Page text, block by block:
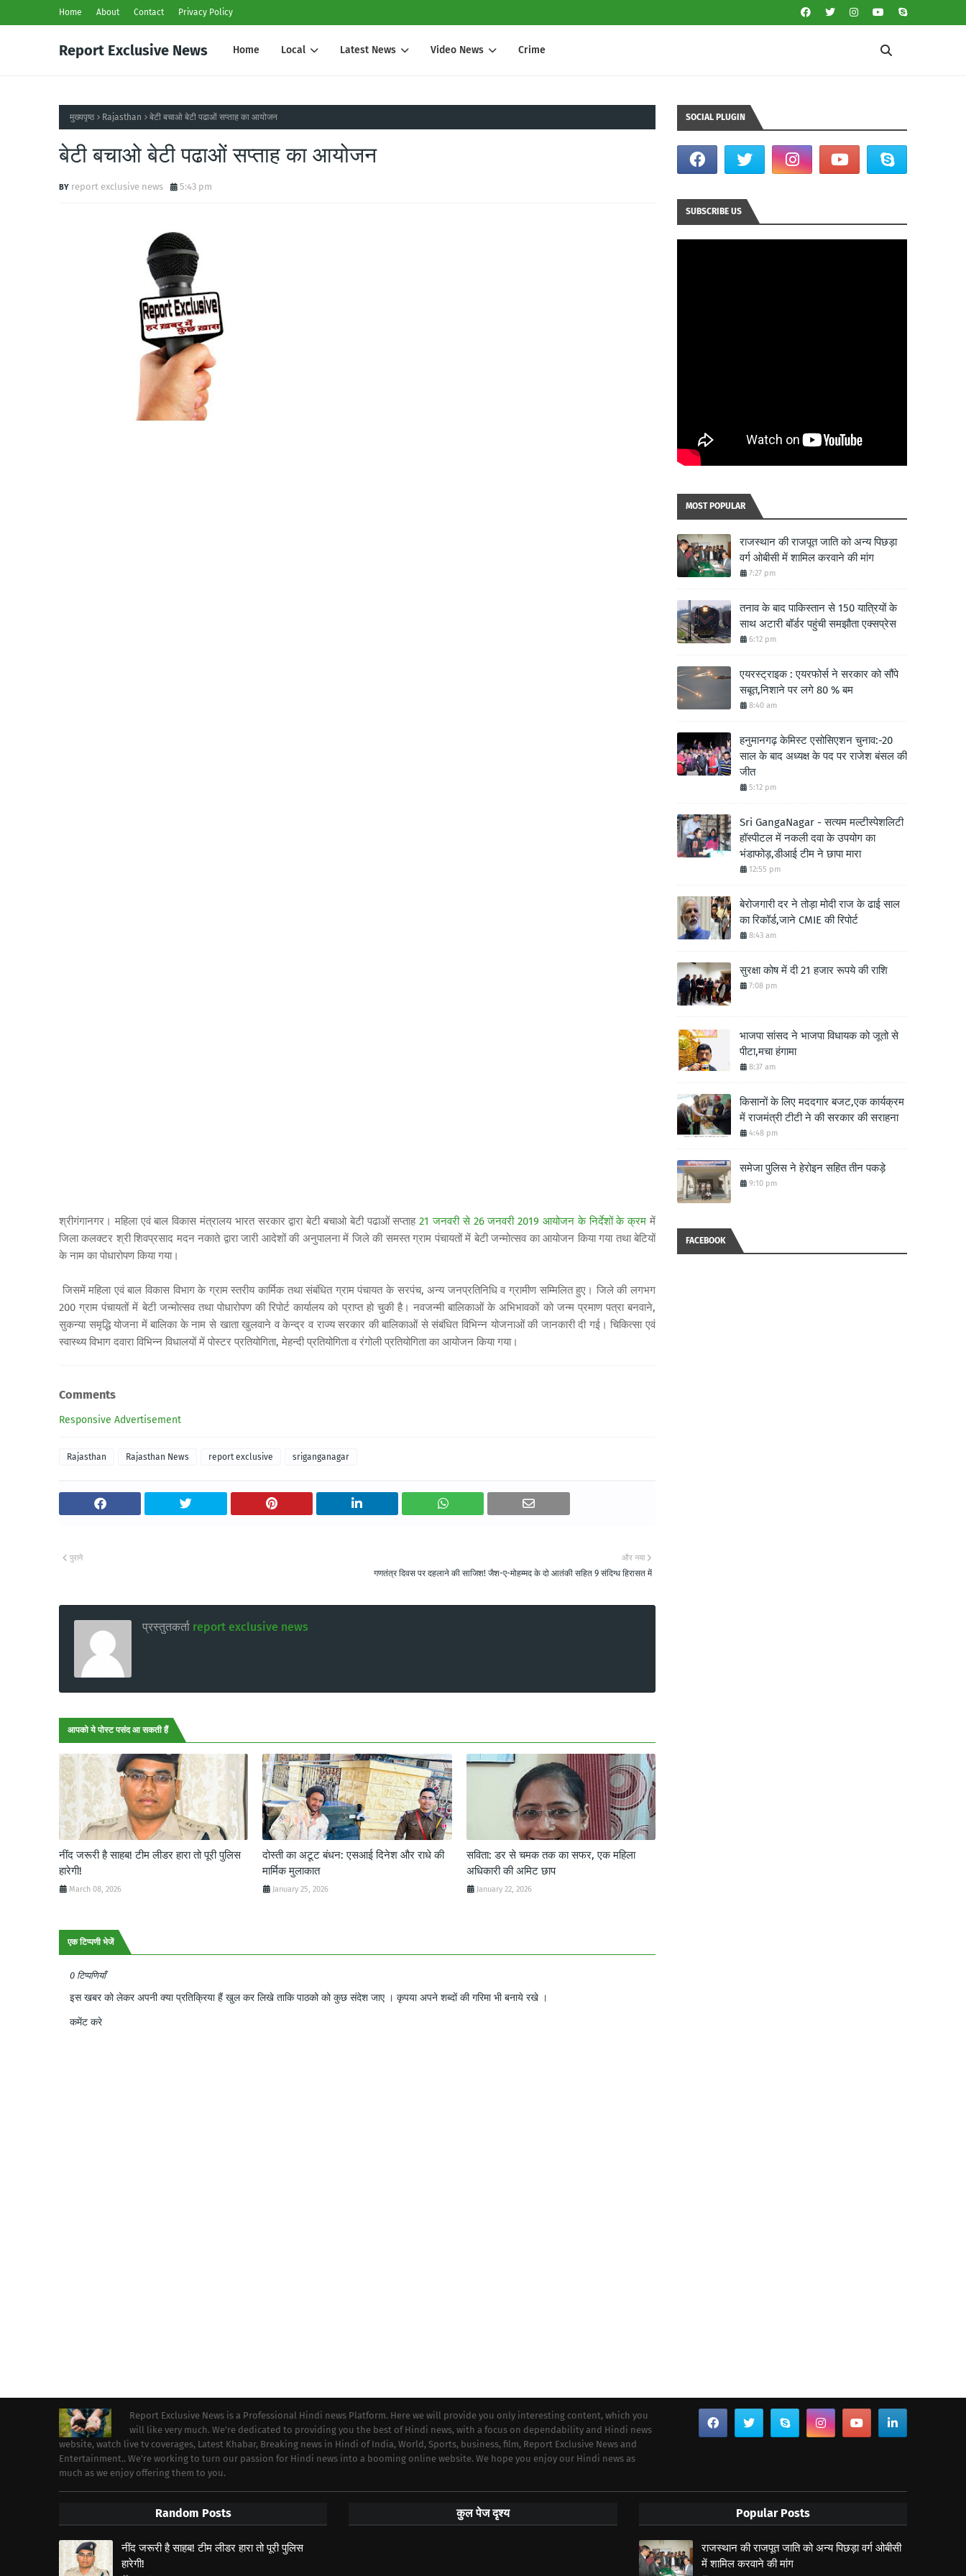
Home About Contact Privacy Policy
Report Exclusive News Home Local Latest News Video News Crime
मुख्यपृष्ठ Rajasthan बेटी बचाओ बेटी पढाओं सप्ताह का आयोजन
बेटी बचाओ बेटी पढाओं सप्ताह का आयोजन
report exclusive news 5:43 pm
श्रीगंगानगर। महिला एवं बाल विकास मंत्रालय भारत सरकार द्वारा बेटी बचाओ बेटी पढाओं सप्ताह21 जनवरी से 26 जनवरी 2019 आयोजन के निर्देशों के क्रम में
जिला कलक्टर श्री शिवप्रसाद मदन नकाते द्वारा जारी आदेशों की अनुपालना में जिले की समस्त ग्राम पंचायतों में बेटी जन्मोत्सव का आयोजन किया गया तथा बेटियों
के नाम का पोधारोपण किया गया।
जिसमें महिला एवं बाल विकास विभाग के ग्राम स्तरीय कार्मिक तथा संबंधित ग्राम पंचायत के सरपंच, अन्य जनप्रतिनिधि व ग्रामीण सम्मिलित हुए। जिले की लगभग
200 ग्राम पंचायतों में बेटी जन्मोत्सव तथा पोधारोपण की रिपोर्ट कार्यालय को प्राप्त हो चुकी है। नवजन्मी बालिकाओं के अभिभावकों को जन्म प्रमाण पत्रा बनवाने,
सुकन्या समृद्धि योजना में बालिका के नाम से खाता खुलवाने व केन्द्र व राज्य सरकार की बालिकाओं से संबंधित विभिन्न योजनाओं की जानकारी दी गई। चिकित्सा एवं
स्वास्थ्य विभाग दवारा विभिन्न विधालयों में पोस्टर प्रतियोगिता, मेहन्दी प्रतियोगिता व रंगोली प्रतियोगिता का आयोजन किया गया।
Comments
Responsive Advertisement
Rajasthan Rajasthan News report exclusive sriganganagar
और नया
गणतंत्र दिवस पर दहलाने की साजिश! जैश-ए-मोहम्मद के दो आतंकी सहित 9 संदिग्ध हिरासत में
पुराने
प्रस्तुतकर्ता report exclusive news
आपको ये पोस्ट पसंद आ सकती हैं
नींद जरूरी है साहब! टीम लीडर हारा तो पूरी पुलिस
हारेगी!
March 08, 2026
दोस्ती का अटूट बंधन: एसआई दिनेश और राधे की
मार्मिक मुलाकात
January 25, 2026
सविता: डर से चमक तक का सफर, एक महिला
अधिकारी की अमिट छाप
January 22, 2026
एक टिप्पणी भेजें
0 टिप्पणियाँ
इस खबर को लेकर अपनी क्या प्रतिक्रिया हैं खुल कर लिखे ताकि पाठको को कुछ संदेश जाए । कृपया अपने शब्दों की गरिमा भी बनाये रखे ।
कमेंट करे
SOCIAL PLUGIN
SUBSCRIBE US
MOST POPULAR
राजस्थान की राजपूत जाति को अन्य पिछड़ा
वर्ग ओबीसी में शामिल करवाने की मांग
7:27 pm
तनाव के बाद पाकिस्तान से 150 यात्रियों के
साथ अटारी बॉर्डर पहुंची समझौता एक्सप्रेस
6:12 pm
एयरस्ट्राइक : एयरफोर्स ने सरकार को सौंपे
सबूत,निशाने पर लगे 80 % बम
8:40 am
हनुमानगढ़ केमिस्ट एसोसिएशन चुनाव:-20
साल के बाद अध्यक्ष के पद पर राजेश बंसल की
जीत
5:12 pm
Sri GangaNagar - सत्यम मल्टीस्पेशलिटी
हॉस्पीटल में नकली दवा के उपयोग का
भंडाफोड़,डीआई टीम ने छापा मारा
12:55 pm
बेरोजगारी दर ने तोड़ा मोदी राज के ढाई साल
का रिकॉर्ड,जाने CMIE की रिपोर्ट
8:43 am
सुरक्षा कोष में दी 21 हजार रूपये की राशि
7:08 pm
भाजपा सांसद ने भाजपा विधायक को जूतो से
पीटा,मचा हंगामा
8:37 am
किसानों के लिए मददगार बजट,एक कार्यक्रम
में राजमंत्री टीटी ने की सरकार की सराहना
4:48 pm
समेजा पुलिस ने हेरोइन सहित तीन पकड़े
9:10 pm
FACEBOOK
Report Exclusive News is a Professional Hindi news Platform. Here we will provide you only interesting content, which you
will like very much. We're dedicated to providing you the best of Hindi news, with a focus on dependability and Hindi news
website, watch live tv coverages, Latest Khabar, Breaking news in Hindi of India, World, Sports, business, film, Report Exclusive News and
Entertainment.. We're working to turn our passion for Hindi news into a booming online website. We hope you enjoy our Hindi news as
much as we enjoy offering them to you.
Random Posts
नींद जरूरी है साहब! टीम लीडर हारा तो पूरी पुलिस
हारेगी!
कुल पेज दृश्य Popular Posts
राजस्थान की राजपूत जाति को अन्य पिछड़ा वर्ग ओबीसी
में शामिल करवाने की मांग